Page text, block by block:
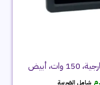
أبيض
السعر
شامل الضريبة